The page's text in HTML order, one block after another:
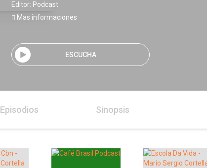
Editor: Podcast
Mas informaciones
ESCUCHA
Episodios Sinopsis